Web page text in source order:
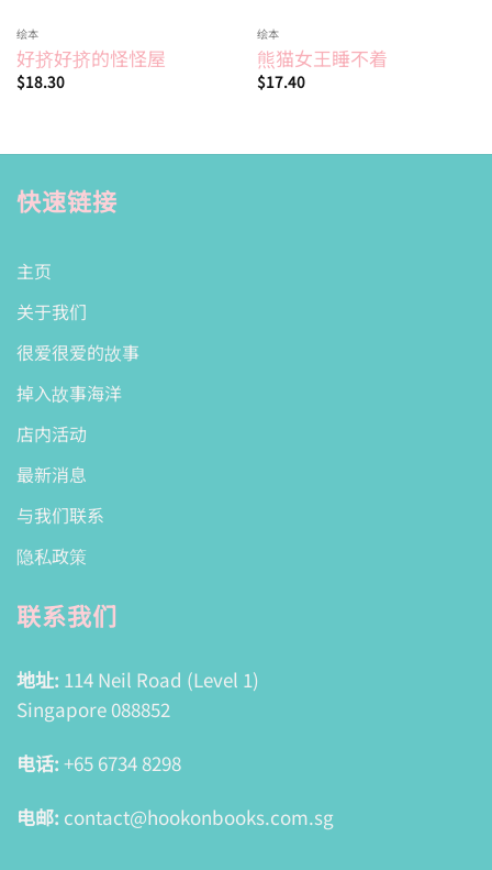
绘本
好挤好挤的怪怪屋
$18.30
绘本
熊猫女王睡不着
$17.40
快速链接
主页
关于我们
很爱很爱的故事
掉入故事海洋
店内活动
最新消息
与我们联系
隐私政策
联系我们
地址: 114 Neil Road (Level 1)
Singapore 088852
电话: +65 6734 8298
电邮: contact@hookonbooks.com.sg